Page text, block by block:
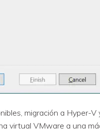
migración a Hyper-V
virtual VMware a una